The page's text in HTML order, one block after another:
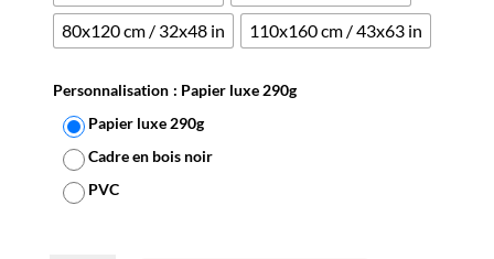
80x120 cm / 32x48 in
110x160 cm / 43x63 in
Personnalisation : Papier luxe 290g
Papier luxe 290g
Cadre en bois noir
PVC